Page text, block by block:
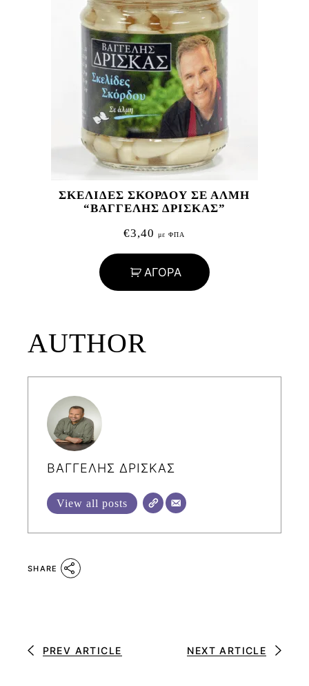
ΣΚΕΛΙΔΕΣ ΣΚΟΡΔΟΥ ΣΕ ΑΛΜΗ
“ΒΑΓΓΕΛΗΣ ΔΡΙΣΚΑΣ”
€3,40 με ΦΠΑ
ΑΓΟΡΑ
AUTHOR
ΒΑΓΓΕΛΗΣ ΔΡΙΣΚΑΣ
View all posts
SHARE
PREV ARTICLE NEXT ARTICLE